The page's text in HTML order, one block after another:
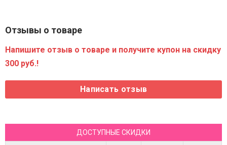
Отзывы о товаре
Напишите отзыв о товаре и получите купон на скидку
300 руб.!
ДОСТУПНЫЕ СКИДКИ